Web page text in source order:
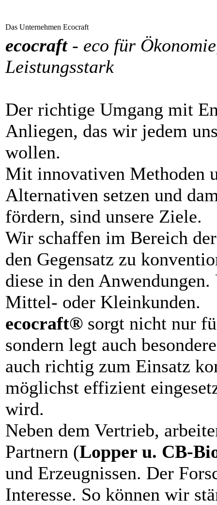
Das Unternehmen Ecocraft
ecocraft- eco für
Leistungsstark
Der richtige Umgang mit
Anliegen, das wir jedem
wollen.
Mit innovativen Methoden
Alternativen setzen und
fördern, sind unsere Ziele.
Wir schaffen im Bereich
den Gegensatz zu
diese in den
Mittel- oder Kleinkunden.
ecocraft® sorgt nicht nur
sondern legt auch
auch richtig zum Einsatz
möglichst effizient
wird.
Neben dem Vertrieb,
Partnern (Lopper u. CB-
und Erzeugnissen. Der
Interesse. So können wir